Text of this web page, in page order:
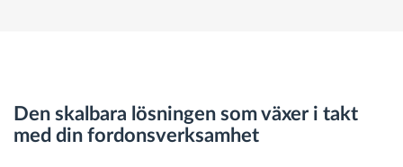
Den skalbara lösningen som växer i takt
med din fordonsverksamhet